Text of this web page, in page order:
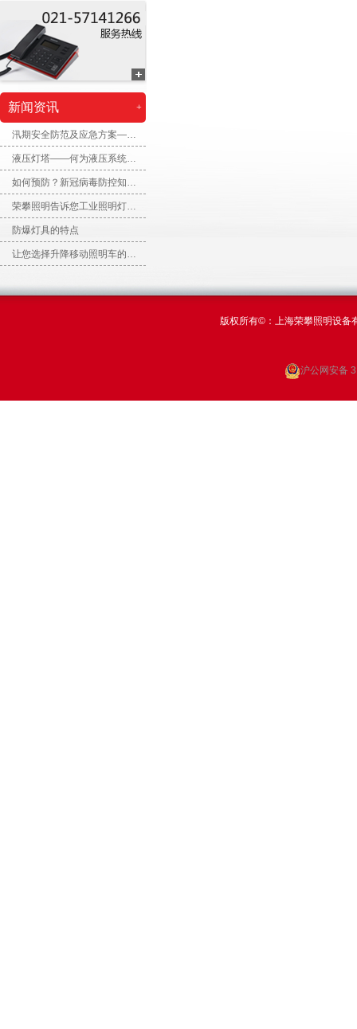
+
新闻资讯
汛期安全防范及应急方案——防汛应急排涝方舱
液压灯塔——何为液压系统，液压灯塔的组成
如何预防？新冠病毒防控知识问答
荣攀照明告诉您工业照明灯如何选择
防爆灯具的特点
让您选择升降移动照明车的原因有哪些呢
版权所有©：上海荣攀照明设
沪公网安备